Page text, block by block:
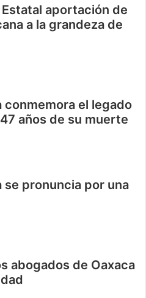
aportación de
a la grandeza de
conmemora el legado
años de su muerte
se pronuncia por una
abogados de Oaxaca